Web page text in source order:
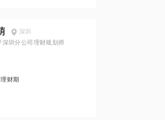
深圳
深圳分公司理财规划师
财期